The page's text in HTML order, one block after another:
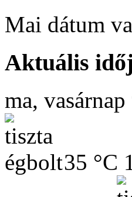
Mai dátum
Aktuális
ma,
35 °C